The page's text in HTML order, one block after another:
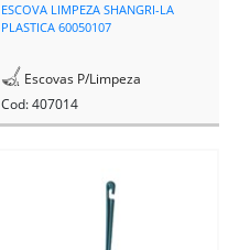
ESCOVA LIMPEZA SHANGRI-LA
PLASTICA 60050107
Escovas P/Limpeza
Cod: 407014